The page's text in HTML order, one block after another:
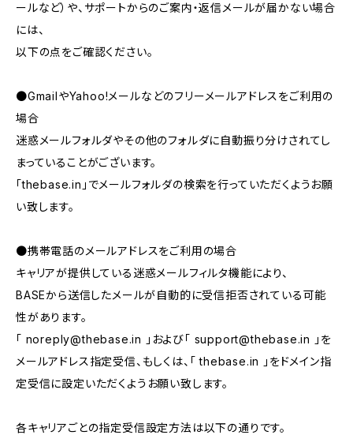
ールなど）や、サポートからのご案内・返信メールが届かない場合
には、
以下の点をご確認ください。
●GmailやYahoo!メールなどのフリーメールアドレスをご利用の
場合
迷惑メールフォルダやその他のフォルダに自動振り分けされてし
まっていることがございます。
「thebase.in」でメールフォルダの検索を行っていただくようお願
い致します。
●携帯電話のメールアドレスをご利用の場合
キャリアが提供している迷惑メールフィルタ機能により、
BASEから送信したメールが自動的に受信拒否されている可能
性があります。
「 noreply@thebase.in 」および「 support@thebase.in
」を
メールアドレス指定受信、もしくは、「 thebase.in 」をドメイン指
定受信に設定いただくようお願い致します。
各キャリアごとの指定受信設定方法は以下の通りです。